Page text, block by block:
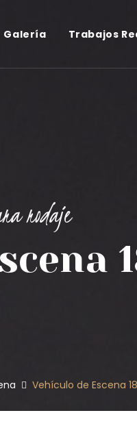
Galería Trabajos
rodaje
Vehículo de Escena 18